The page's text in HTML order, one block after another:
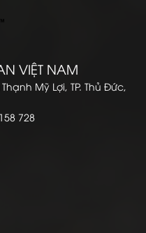
VIỆT NAM
Mỹ Lợi, TP. Thủ Đức,
728